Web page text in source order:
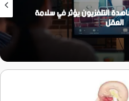
التلفزيون يؤثر في سلامة
العقل